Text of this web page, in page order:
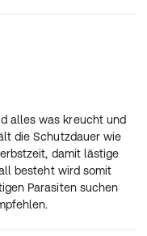
des Tieres
FRONTLINE
Tier und mein
alles was kreucht und
die Schutzdauer wie
damit lästige
besteht wird somit
Parasiten suchen